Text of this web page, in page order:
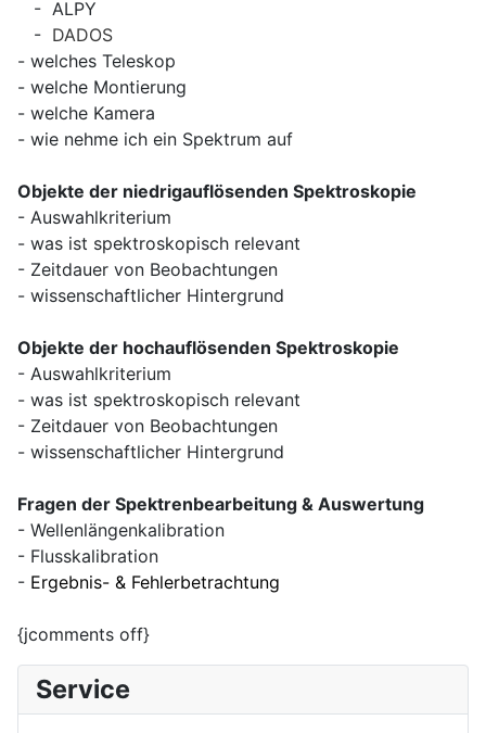
- ALPY
- DADOS
- welches Teleskop
- welche Montierung
- welche Kamera
- wie nehme ich ein Spektrum auf
Objekte der niedrigauflösenden Spektroskopie
- Auswahlkriterium
- was ist spektroskopisch relevant
- Zeitdauer von Beobachtungen
- wissenschaftlicher Hintergrund
Objekte der hochauflösenden Spektroskopie
- Auswahlkriterium
- was ist spektroskopisch relevant
- Zeitdauer von Beobachtungen
- wissenschaftlicher Hintergrund
Fragen der Spektrenbearbeitung & Auswertung
- Wellenlängenkalibration
- Flusskalibration
- Ergebnis- & Fehlerbetrachtung
{jcomments off}
Service